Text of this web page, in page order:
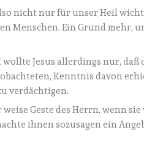
nicht nur für unser Heil
Menschen. Ein Grund mehr,
Jesus allerdings nur,
Kenntnis davon
verdächtigen.
weise Geste des Herrn, wenn
ihnen sozusagen ein